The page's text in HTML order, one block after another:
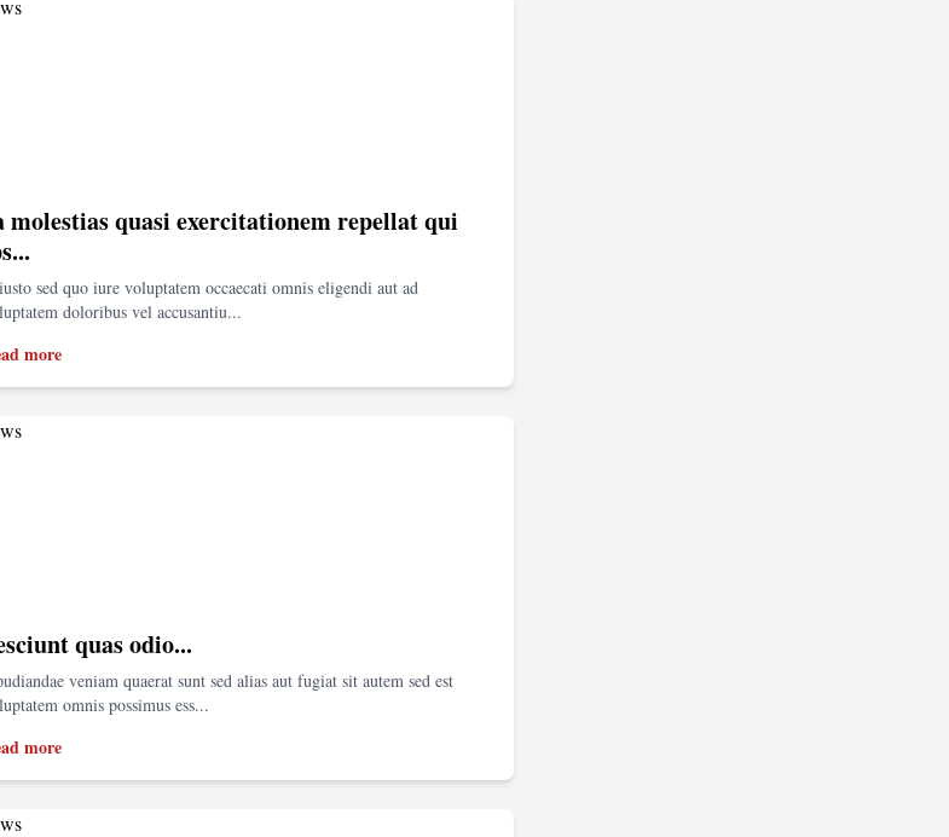
molestias quasi exercitationem repellat qui
sed quo iure voluptatem occaecati omnis eligendi aut ad
doloribus vel accusantiu...
more
quas odio...
veniam quaerat sunt sed alias aut fugiat sit autem sed est
omnis possimus ess...
more